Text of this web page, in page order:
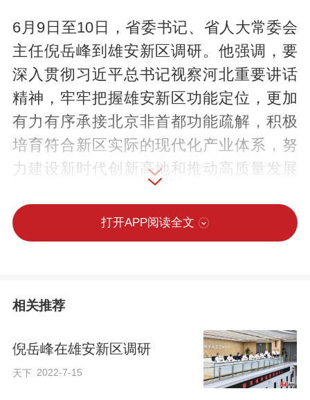
6月9日至10日，省委书记、省人大常委会
主任倪岳峰到雄安新区调研。他强调，要
深入贯彻习近平总书记视察河北重要讲话
精神，牢牢把握雄安新区功能定位，更加
有力有序承接北京非首都功能疏解，积极
培育符合新区实际的现代化产业体系，努
力建设新时代创新高地和推动高质量发展
倪岳峰来到疏解企业、医院，察看建设运
署，积极稳妥推进央企、医院等疏解项目
建设，支持疏解单位更好发展。要强化政
策保障和服务，细化实化相关措施，解决
好疏解人员关心关切的子女教育、医疗、
打开APP阅读全文
相关推荐
倪岳峰在雄安新区调研
天下 2022-7-15